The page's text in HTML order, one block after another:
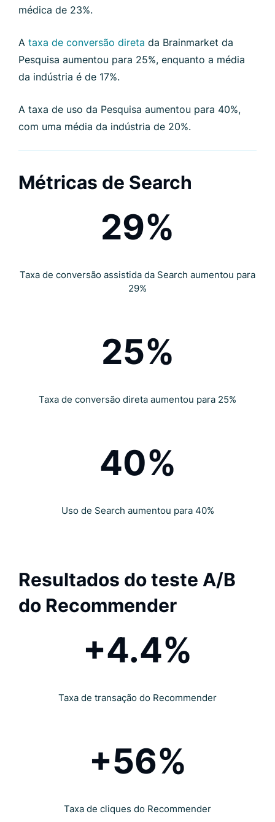
médica de 23%.
A taxa de conversão direta da Brainmarket da
Pesquisa aumentou para 25%, enquanto a média
da indústria é de 17%.
A taxa de uso da Pesquisa aumentou para 40%,
com uma média da indústria de 20%.
Métricas de Search
29%
Taxa de conversão assistida da Search aumentou para
29%
25%
Taxa de conversão direta aumentou para 25%
40%
Uso de Search aumentou para 40%
Resultados do teste A/B
do Recommender
+4.4%
Taxa de transação do Recommender
+56%
Taxa de cliques do Recommender